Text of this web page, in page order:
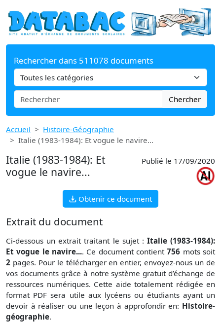
Rechercher dans 511078 documents
Chercher
Accueil
Histoire-Géographie
Italie (1983-1984): Et vogue le navire...
Italie (1983-1984): Et
vogue le navire...
Publié le 17/09/2020
Obtenir ce document
Extrait du document
Ci-dessous un extrait traitant le sujet : Italie (1983-1984):
Et vogue le navire.... Ce document contient756 mots soit
2 pages. Pour le télécharger en entier, envoyez-nous un de
vos documents grâce à notre système gratuitd’échange de
ressources numériques. Cette aide totalement rédigée en
format PDF sera utile aux lycéens ou étudiants ayant un
devoir à réaliser ou une leçon à approfondir en: Histoire-
géographie.